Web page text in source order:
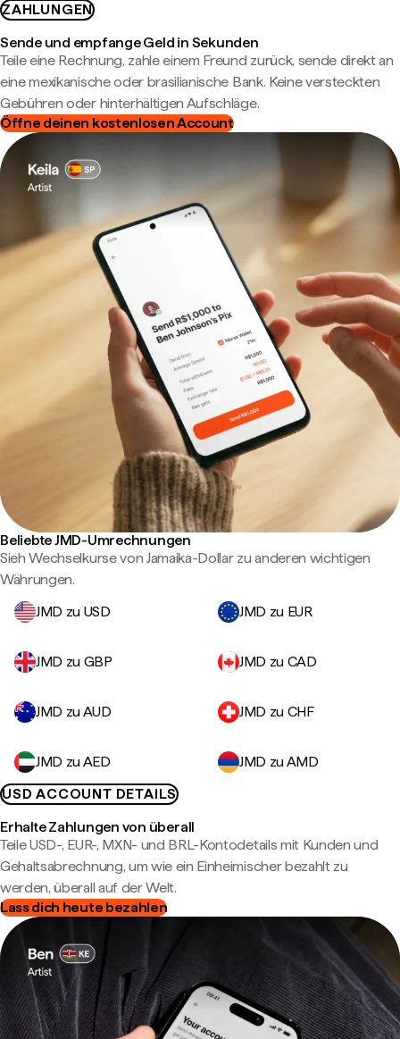
ZAHLUNGEN
Sende und empfange Geld in Sekunden
Teile eine Rechnung, zahle einem Freund zurück, sende direkt an
eine mexikanische oder brasilianische Bank. Keine versteckten
Gebühren oder hinterhältigen Aufschläge.
Öffne deinen kostenlosen Account
Beliebte JMD-Umrechnungen
Sieh Wechselkurse von Jamaika-Dollar zu anderen wichtigen
Währungen.
JMD zu USD
JMD zu EUR
JMD zu GBP JMD zu CAD
JMD zu AUD JMD zu CHF
JMD zu AED
JMD zu AMD
USD ACCOUNT DETAILS
Erhalte Zahlungen von überall
Teile USD-, EUR-, MXN- und BRL-Kontodetails mit Kunden und
Gehaltsabrechnung, um wie ein Einheimischer bezahlt zu
werden, überall auf der Welt.
Lass dich heute bezahlen